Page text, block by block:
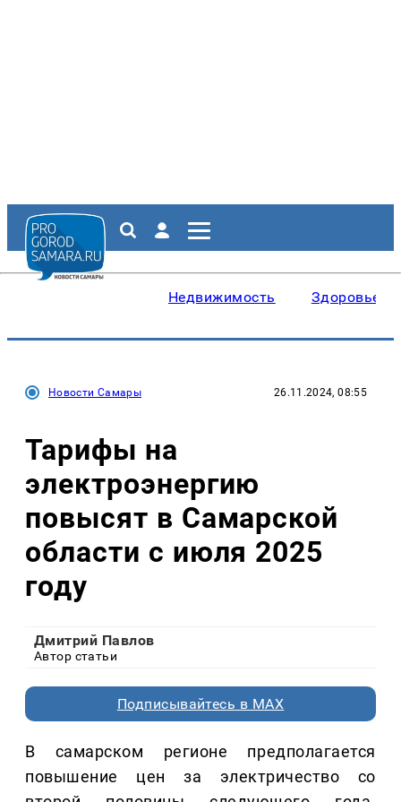
Недвижимость Здоровье
Новости Самары 26.11.2024, 08:55
Тарифы на
электроэнергию
повысят в Самарской
области с июля 2025
году
Дмитрий Павлов
Автор статьи
Подписывайтесь в MAX
В самарском регионе предполагается
повышение цен за электричество со